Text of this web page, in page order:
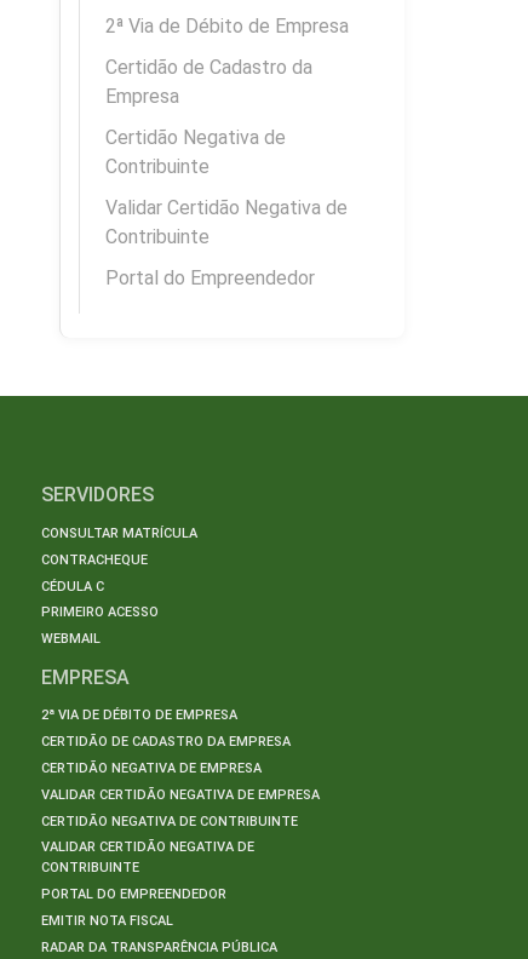
2ª Via de Débito de Empresa
Certidão de Cadastro da
Empresa
Certidão Negativa de
Contribuinte
Validar Certidão Negativa de
Contribuinte
Portal do Empreendedor
SERVIDORES
CONSULTAR MATRÍCULA
CONTRACHEQUE
CÉDULA C
PRIMEIRO ACESSO
WEBMAIL
EMPRESA
2ª VIA DE DÉBITO DE EMPRESA
CERTIDÃO DE CADASTRO DA EMPRESA
CERTIDÃO NEGATIVA DE EMPRESA
VALIDAR CERTIDÃO NEGATIVA DE EMPRESA
CERTIDÃO NEGATIVA DE CONTRIBUINTE
VALIDAR CERTIDÃO NEGATIVA DE
CONTRIBUINTE
PORTAL DO EMPREENDEDOR
EMITIR NOTA FISCAL
RADAR DA TRANSPARÊNCIA PÚBLICA